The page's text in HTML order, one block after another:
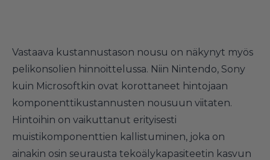
Vastaava kustannustason nousu on näkynyt myös
pelikonsolien hinnoittelussa. Niin Nintendo, Sony
kuin Microsoftkin ovat korottaneet hintojaan
komponenttikustannusten nousuun viitaten.
Hintoihin on vaikuttanut erityisesti
muistikomponenttien kallistuminen, joka on
ainakin osin seurausta tekoälykapasiteetin kasvun